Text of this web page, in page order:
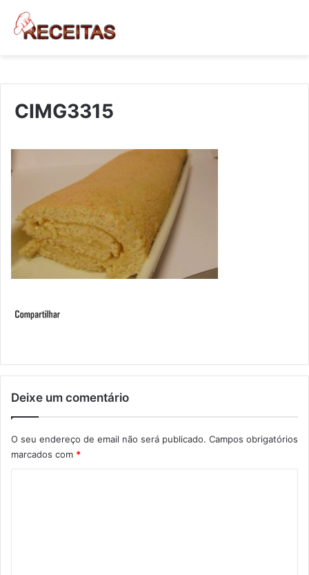
CIMG3315
Deixe um comentário
O seu endereço de email não será publicado. Campos obrigatórios
marcados com *